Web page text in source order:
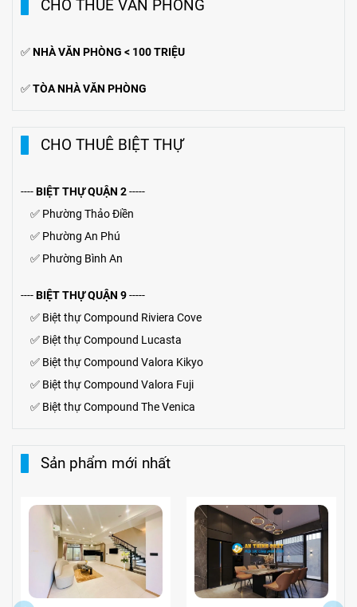
CHO THUÊ VĂN PHÒNG
✅NHÀ VĂN PHÒNG < 100 TRIỆU
✅TÒA NHÀ VĂN PHÒNG
CHO THUÊ BIỆT THỰ
----BIỆT THỰ QUẬN 2-----
✅ Phường Thảo Điền
✅ Phường An Phú
✅ Phường Bình An
----BIỆT THỰ QUẬN 9-----
✅ Biệt thự Compound Riviera Cove
✅ Biệt thựCompound Lucasta
✅ Biệt thựCompound Valora Kikyo
✅ Biệt thự Compound Valora Fuji
✅ Biệt thự Compound The Venica
Sản phẩm mới nhất